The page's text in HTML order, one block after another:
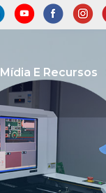
Mídia E Recursos